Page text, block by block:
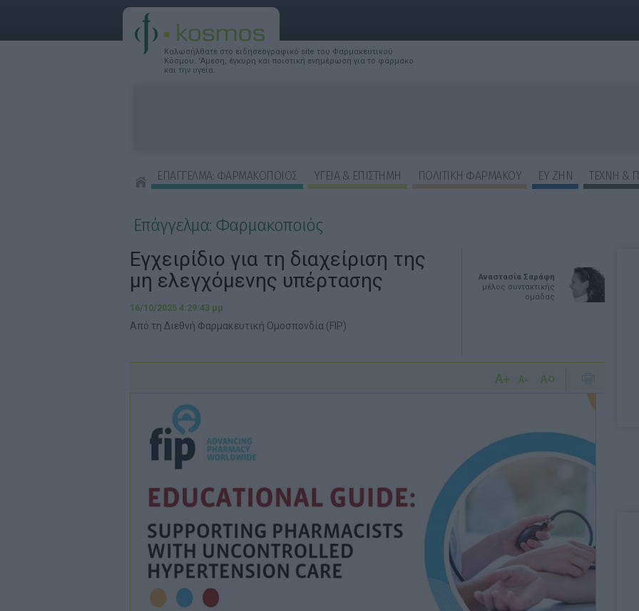
Καλωσήλθατε στο ειδησεογραφικό site του Φαρμακευτικού
Κόσμου. 'Αμεση, έγκυρη και ποιοτική ενημέρωση για το φάρμακο
και την υγεία.
ΕΠΑΓΓΕΛΜΑ: ΦΑΡΜΑΚΟΠΟΙΟΣ ΥΓΕΙΑ & ΕΠΙΣΤΗΜΗ ΠΟΛΙΤΙΚΗ ΦΑΡΜΑΚΟΥ ΕΥ ΖΗΝ
ΤΕΧΝΗ &
Επάγγελμα: Φαρμακοποιός
Αναστασία Σαράφη
μέλος συντακτικής
ομάδας
Εγχειρίδιο για τη διαχείριση της
μη ελεγχόμενης υπέρτασης
16/10/2025 4:29:43 μμ
Από τη Διεθνή Φαρμακευτική Ομοσπονδία (FIP)